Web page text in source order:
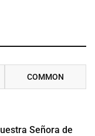
COMMON
Señora de